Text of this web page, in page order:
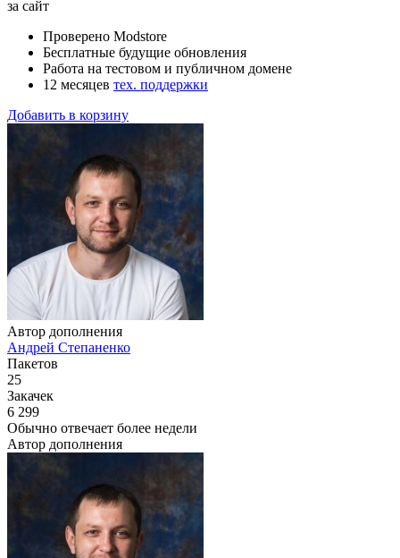
за сайт
Проверено Modstore
Бесплатные будущие обновления
Работа на тестовом и публичном домене
12 месяцев тех. поддержки
Добавить в корзину
Автор дополнения
Андрей Степаненко
Пакетов
25
Закачек
6 299
Обычно отвечает более недели
Автор дополнения